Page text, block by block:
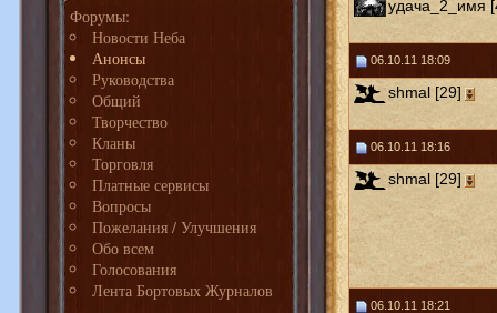
Форумы:
Новости Неба
Анонсы
Руководства
Общий
Творчество
Кланы
Торговля
Платные сервисы
Вопросы
Пожелания / Улучшения
Обо всем
Голосования
Лента Бортовых Журналов
удача_2_имя
06.10.11 18:09
shmal [29]
06.10.11 18:16
shmal [29]
06.10.11 18:21